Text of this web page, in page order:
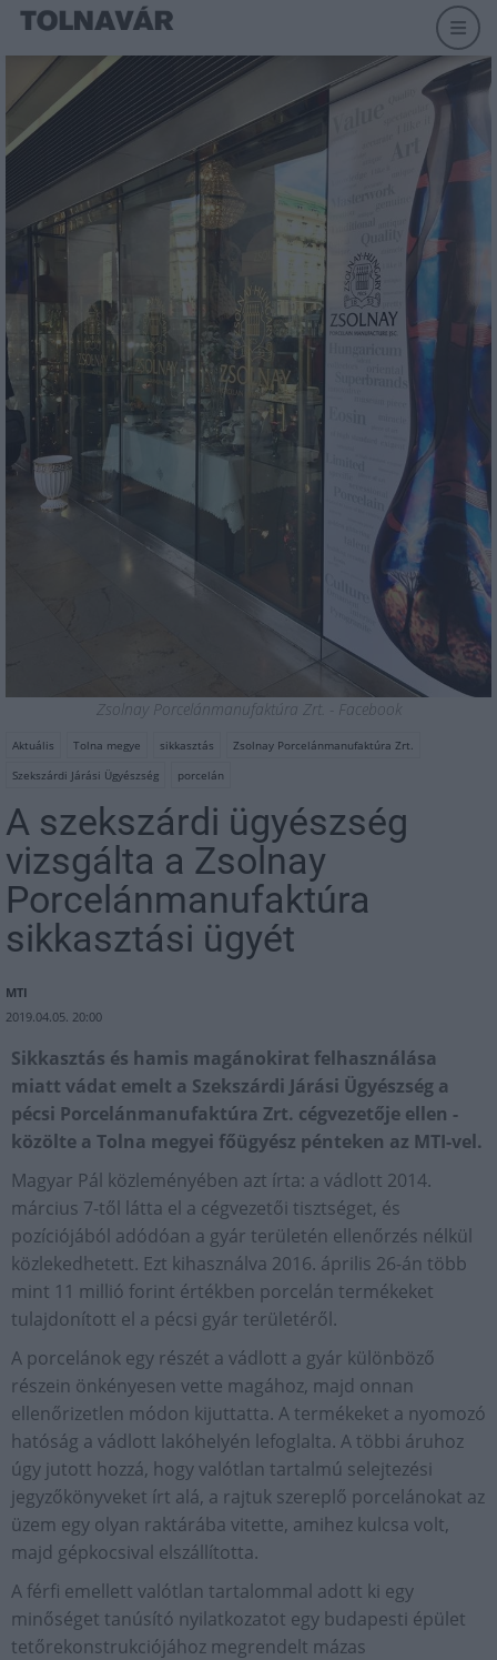
Zsolnay Porcelánmanufaktúra Zrt. - Facebook
Aktuális Tolna megye sikkasztás
Zsolnay Porcelánmanufaktúra Zrt.
Szekszárdi Járási Ügyészség
porcelán
A szekszárdi ügyészség
vizsgálta a Zsolnay
Porcelánmanufaktúra
sikkasztási ügyét
MTI
2019.04.05. 20:00
Sikkasztás és hamis magánokirat felhasználása
miatt vádat emelt a Szekszárdi Járási Ügyészség a
pécsi Porcelánmanufaktúra Zrt. cégvezetője ellen -
közölte a Tolna megyei főügyész pénteken az MTI-vel.
Magyar Pál közleményében azt írta: a vádlott 2014.
március 7-től látta el a cégvezetői tisztséget, és
pozíciójából adódóan a gyár területén ellenőrzés nélkül
közlekedhetett. Ezt kihasználva 2016. április 26-án több
mint 11 millió forint értékben porcelán termékeket
tulajdonított el a pécsi gyár területéről.
A porcelánok egy részét a vádlott a gyár különböző
részein önkényesen vette magához, majd onnan
ellenőrizetlen módon kijuttatta. A termékeket a nyomozó
hatóság a vádlott lakóhelyén lefoglalta. A többi áruhoz
úgy jutott hozzá, hogy valótlan tartalmú selejtezési
jegyzőkönyveket írt alá, a rajtuk szereplő porcelánokat az
üzem egy olyan raktárába vitette, amihez kulcsa volt,
majd gépkocsival elszállította.
A férfi emellett valótlan tartalommal adott ki egy
minőséget tanúsító nyilatkozatot egy budapesti épület
tetőrekonstrukciójához megrendelt mázas